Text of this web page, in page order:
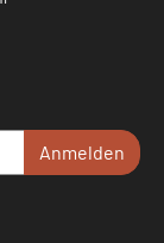
Anmelden